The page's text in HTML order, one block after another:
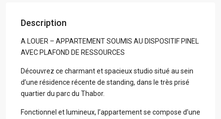
Description
A LOUER – APPARTEMENT SOUMIS AU DISPOSITIF PINEL
AVEC PLAFOND DE RESSOURCES
Découvrez ce charmant et spacieux studio situé au sein
d’une résidence récente de standing, dans le très prisé
quartier du parc du Thabor.
Fonctionnel et lumineux, l’appartement se compose d’une